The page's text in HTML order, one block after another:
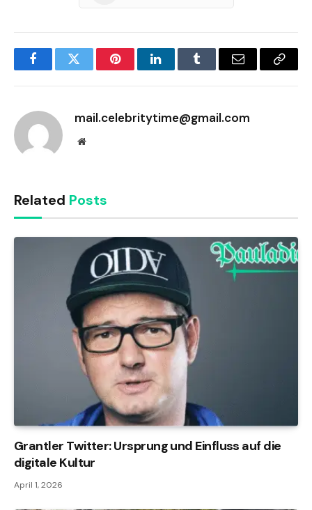
FacebookTwitter PinterestLinkedInTumblr Email
Copy
mail.celebritytime@gmail.com
Website
Related Posts
Grantler Twitter: Ursprung und Einfluss auf die
digitale Kultur
April 1, 2026